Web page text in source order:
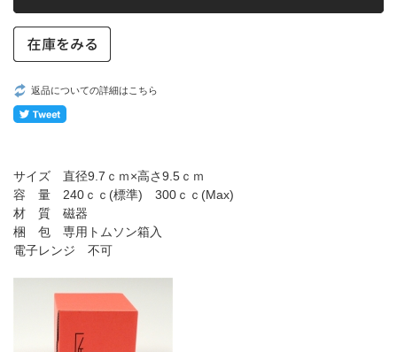
返品についての詳細はこちら
サイズ 直径9.7ｃｍ×高さ9.5ｃｍ
容 量 240ｃｃ(標準) 300ｃｃ(Max)
材 質 磁器
梱 包 専用トムソン箱入
電子レンジ 不可